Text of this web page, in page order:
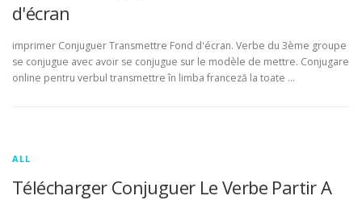
d'écran
imprimer Conjuguer Transmettre Fond d'écran. Verbe du 3ème groupe
se conjugue avec avoir se conjugue sur le modèle de mettre. Conjugare
online pentru verbul transmettre în limba franceză la toate …
ALL
Télécharger Conjuguer Le Verbe Partir A